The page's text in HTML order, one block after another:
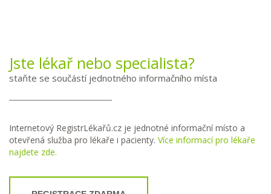
Jste lékař nebo specialista?
staňte se součástí jednotného informačního místa
Internetový RegistrLékařů.cz je jednotné informační místo a
otevřená služba pro lékaře i pacienty. Více informací pro lékaře
najdete zde.